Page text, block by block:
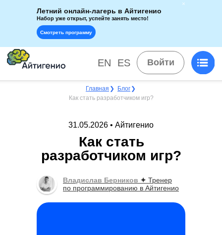
Смотреть программу
Летний онлайн-лагерь в Айтигенио
Набор уже открыт, успейте занять место!
Как стать разработчиком игр?
Главная Блог
❯ ❯
Как стать
разработчиком игр?
31.05.2026 • Айтигенио
Владислав Берников ✦ Тренер
по программированию в Айтигенио